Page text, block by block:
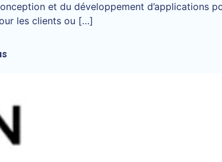
et du développement d’applications
les clients ou […]